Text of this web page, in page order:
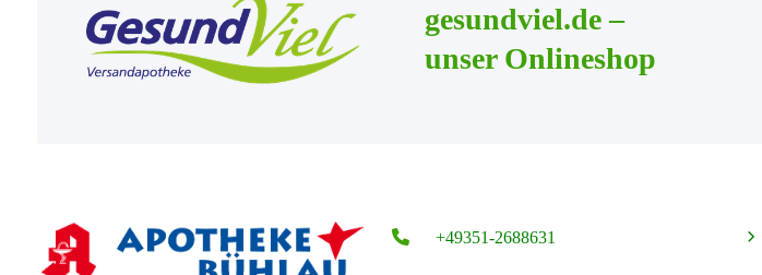
gesundviel.de –
unser Onlineshop
+49351-2688631